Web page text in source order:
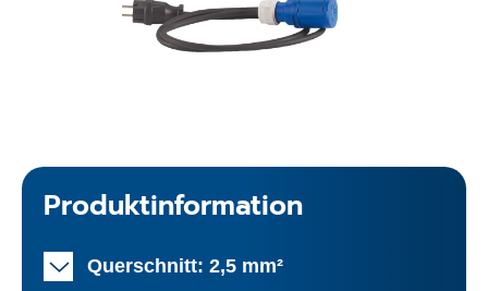
Produktinformation
Querschnitt: 2,5 mm²